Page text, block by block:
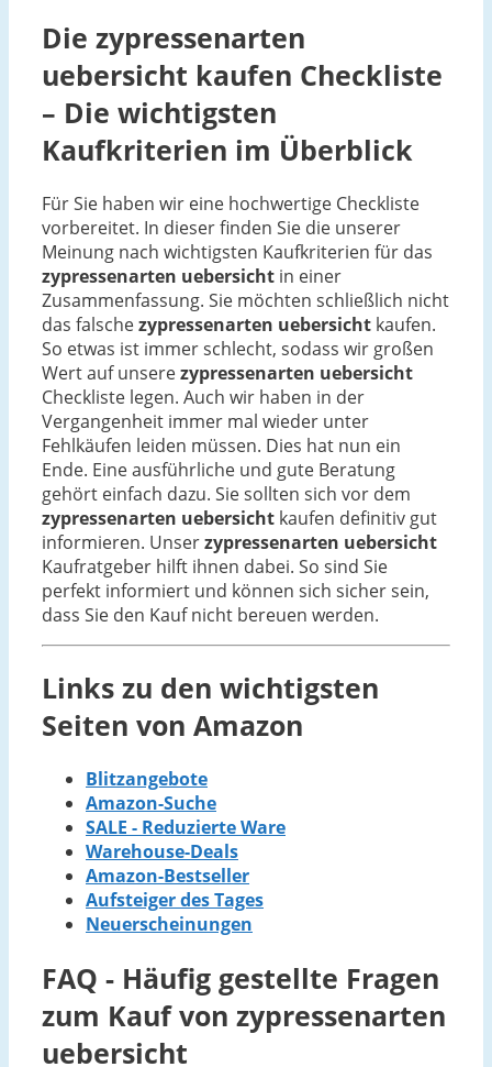
Die zypressenarten
uebersicht kaufen Checkliste
– Die wichtigsten
Kaufkriterien im Überblick
Für Sie haben wir eine hochwertige Checkliste
vorbereitet. In dieser finden Sie die unserer
Meinung nach wichtigsten Kaufkriterien für das
zypressenarten uebersicht in einer
Zusammenfassung. Sie möchten schließlich nicht
das falschezypressenarten uebersicht kaufen.
So etwas ist immer schlecht, sodass wir großen
Wert auf unserezypressenarten uebersicht
Checkliste legen. Auch wir haben in der
Vergangenheit immer mal wieder unter
Fehlkäufen leiden müssen. Dies hat nun ein
Ende. Eine ausführliche und gute Beratung
gehört einfach dazu. Sie sollten sich vor dem
zypressenarten uebersicht kaufen definitiv gut
informieren. Unserzypressenarten uebersicht
Kaufratgeber hilft ihnen dabei. So sind Sie
perfekt informiert und können sich sicher sein,
dass Sie den Kauf nicht bereuen werden.
Links zu den wichtigsten
Seiten von Amazon
Blitzangebote
Amazon-Suche
SALE - Reduzierte Ware
Warehouse-Deals
Amazon-Bestseller
Aufsteiger des Tages
Neuerscheinungen
FAQ - Häufig gestellte Fragen
zum Kauf von zypressenarten
uebersicht